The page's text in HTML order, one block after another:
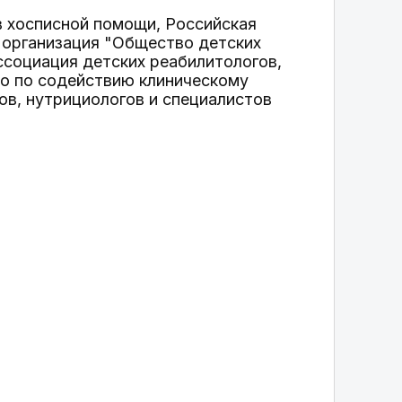
помощи, Российская
"Общество детских
детских реабилитологов,
по содействию клиническому
нутрициологов и специалистов